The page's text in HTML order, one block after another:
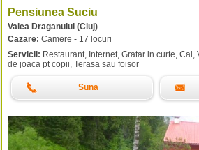
Pensiunea Suciu
Valea Draganului (Cluj)
Cazare: Camere - 17 locuri
Servicii: Restaurant, Internet, Gratar in curte,
de joaca pt copii, Terasa sau foisor
Suna